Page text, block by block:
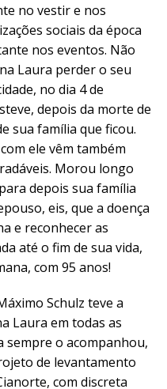
no vestir e nos
sociais da época
nos eventos. Não
Laura perder o seu
no dia 4 de
depois da morte de
sua família que ficou.
ele vêm também
Morou longo
depois sua família
eis, que a doença
e reconhecer as
até o fim de sua vida,
com 95 anos!
Schulz teve a
Laura em todas as
sempre o acompanhou,
de levantamento
com discreta